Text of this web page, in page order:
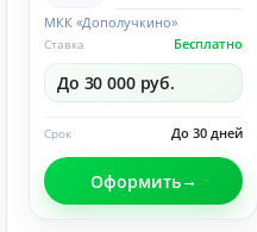
МКК «Дополучкино»
Бесплатно
Ставка
До 30 000 руб.
До 30 дней
Срок
Оформить